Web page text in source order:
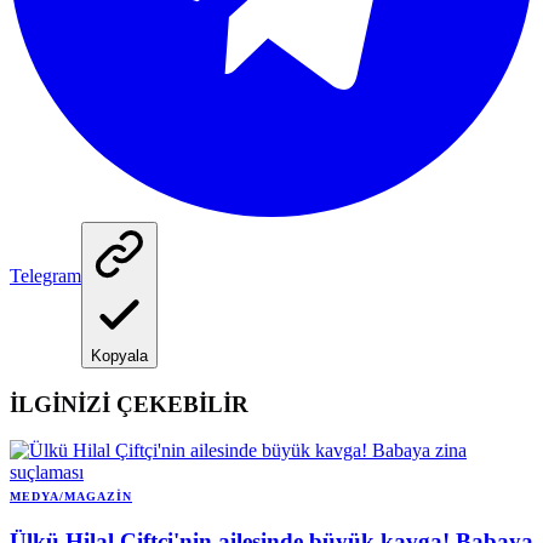
Telegram
Kopyala
İLGİNİZİ ÇEKEBİLİR
MEDYA/MAGAZIN